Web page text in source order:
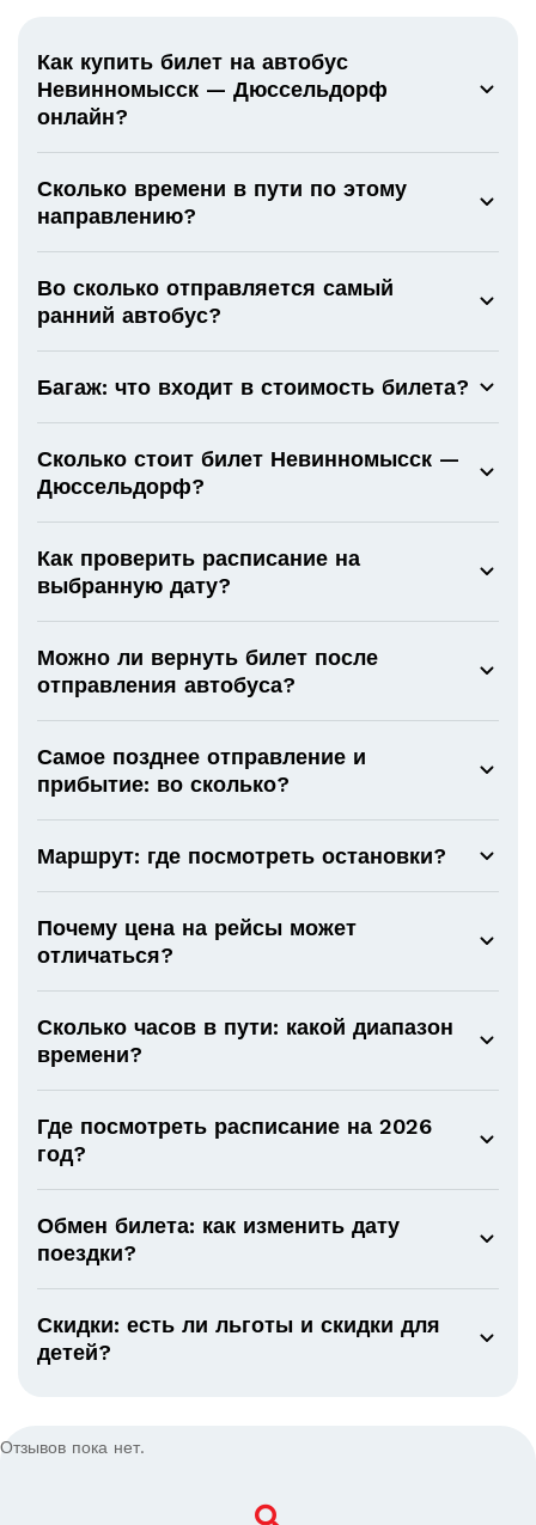
Как купить билет на автобус
Невинномысск — Дюссельдорф
онлайн?
Сколько времени в пути по этому
направлению?
Во сколько отправляется самый
ранний автобус?
Багаж: что входит в стоимость билета?
Сколько стоит билет Невинномысск —
Дюссельдорф?
Как проверить расписание на
выбранную дату?
Можно ли вернуть билет после
отправления автобуса?
Самое позднее отправление и
прибытие: во сколько?
Маршрут: где посмотреть остановки?
Почему цена на рейсы может
отличаться?
Сколько часов в пути: какой диапазон
времени?
Где посмотреть расписание на 2026
год?
Обмен билета: как изменить дату
поездки?
Скидки: есть ли льготы и скидки для
детей?
Отзывов пока нет.